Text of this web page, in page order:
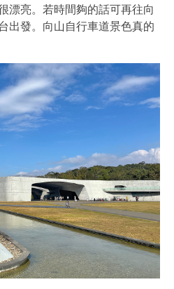
漂亮。若時間夠的話可再往向
出發。向山自行車道景色真的